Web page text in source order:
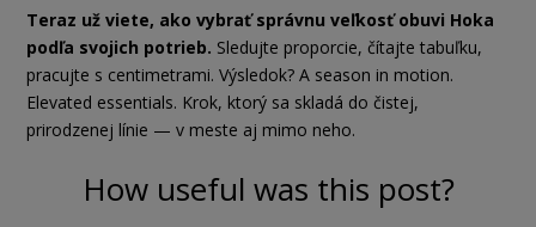
Teraz už viete, ako vybrať správnu veľkosť obuvi Hoka
podľa svojich potrieb. Sledujte proporcie, čítajte tabuľku,
pracujte s centimetrami. Výsledok? A season in motion.
Elevated essentials. Krok, ktorý sa skladá do čistej,
prirodzenej línie — v meste aj mimo neho.
How useful was this post?